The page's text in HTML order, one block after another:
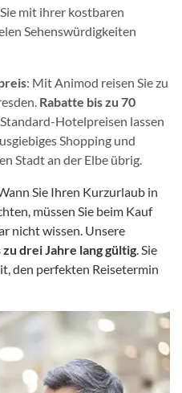
mit ihrer kostbaren
Sehenswürdigkeiten
: Mit Animod reisen Sie zu
Rabatte bis zu 70
Hotelpreisen lassen
Shopping und
Stadt an der Elbe übrig.
Sie Ihren Kurzurlaub in
müssen Sie beim Kauf
nicht wissen. Unsere
zu drei Jahre lang gültig. Sie
den perfekten Reisetermin